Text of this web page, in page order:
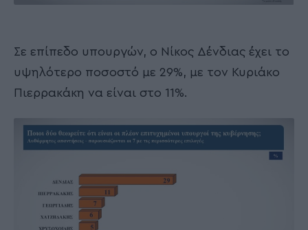
Σε επίπεδο υπουργών, ο Νίκος Δένδιας έχει το
υψηλότερο ποσοστό με 29%, με τον Κυριάκο
Πιερρακάκη να είναι στο 11%.